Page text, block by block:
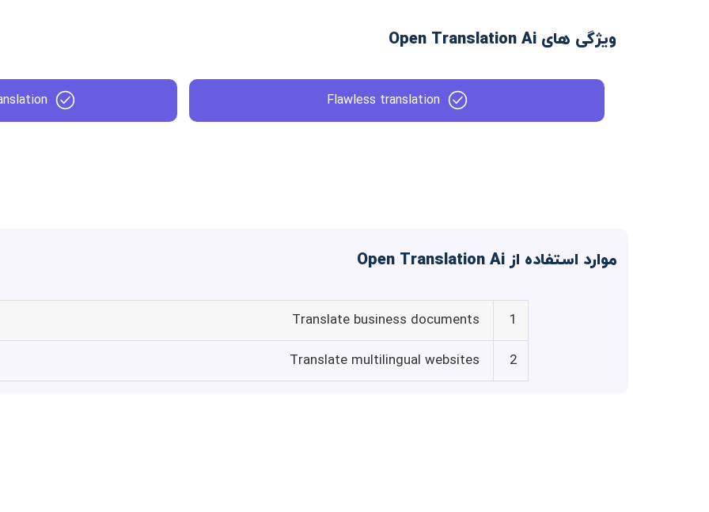
ویژگی های Open Translation Ai
Flawless translation
موارد استفاده از Open Translation Ai
1
Translate business documents
2
Translate multilingual websites